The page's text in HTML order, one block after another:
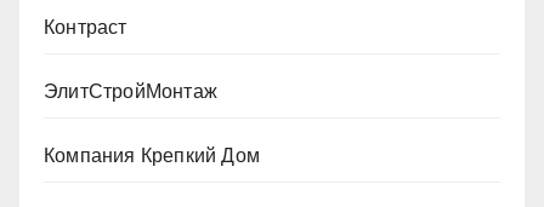
Контраст
ЭлитСтройМонтаж
Компания Крепкий Дом